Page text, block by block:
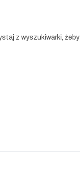
z wyszukiwarki, żeby